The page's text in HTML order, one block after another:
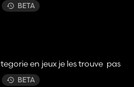
BETA
en jeux je les trouve pas
BETA